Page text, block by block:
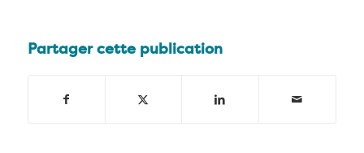
Partager cette publication